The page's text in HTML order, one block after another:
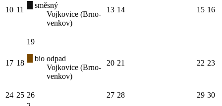
10 11
směsný
Vojkovice (Brno-
venkov)
13 14 15 16
17 18
19
bio odpad
Vojkovice (Brno-
venkov)
20 21 22 23
24 25 26 27 28 29 30